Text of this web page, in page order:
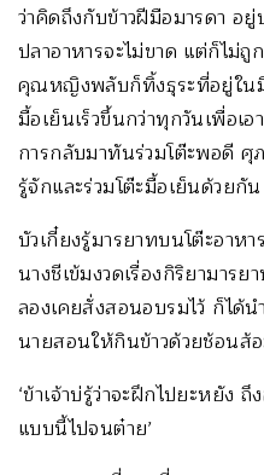
ว่าคิดถึงกับข้าวฝีมือมารดา อ
ปลาอาหารจะไม่ขาด แต่ก็ไม่
คุณหญิงพลับก็ทิ้งธุระที่อยู่ในมื
มื้อเย็นเร็วขึ้นกว่าทุกวันเพื่อเ
การกลับมาทันร่วมโต๊ะพอดี
รู้จักและร่วมโต๊ะมื้อเย็นด้วยกัน
บัวเกี๋ยงรู้มารยาทบนโต๊ะอาห
นางชีเข้มงวดเรื่องกิริยามาร
ลองเคยสั่งสอนอบรมไว้ ก็ได้
นายสอนให้กินข้าวด้วยช้อนส้อ
‘ข้าเจ้าบ่รู้ว่าจะฝึกไปยะหยัง
แบบนี้ไปจนต๋าย’